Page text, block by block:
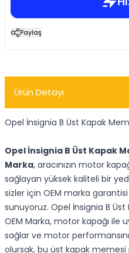
Paylaş
Ürün Detayı
Opel İnsignia B Üst Kapak
Opel İnsignia B Üst Kapak
Marka, aracınızın motor
sağlayan yüksek kaliteli bir
sizler için OEM marka
sunuyoruz. Opel İnsignia B Üst
OEM Marka, motor kapağı ile
sağlar ve motor
olursak, bu üst kapak